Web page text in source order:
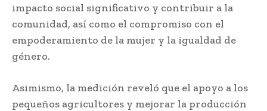
impacto social significativo y contribuir a la
comunidad, así como el compromiso con el
empoderamiento de la mujer y la igualdad de
género.
Asimismo, la medición reveló que el apoyo a los
pequeños agricultores y mejorar la producción